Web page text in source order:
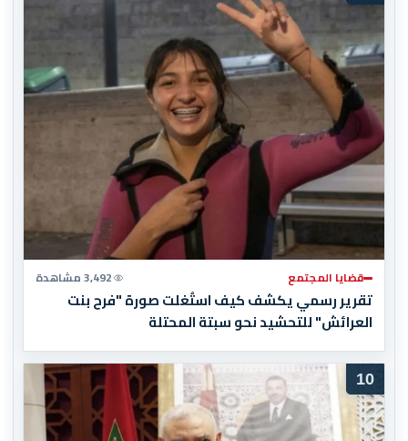
قضايا المجتمع 3,492 مشاهدة
تقرير رسمي يكشف كيف استُغلت صورة "فرح بنت
العرائش" للتحشيد نحو سبتة المحتلة
10